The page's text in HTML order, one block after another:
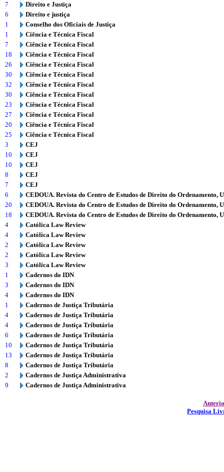
7
Direito e Justiça
6
Direito e justiça
1
Conselho dos Oficiais de Justiça
1
Ciência e Técnica Fiscal
7
Ciência e Técnica Fiscal
18
Ciência e Técnica Fiscal
26
Ciência e Técnica Fiscal
30
Ciência e Técnica Fiscal
32
Ciência e Técnica Fiscal
30
Ciência e Técnica Fiscal
23
Ciência e Técnica Fiscal
27
Ciência e Técnica Fiscal
20
Ciência e Técnica Fiscal
25
Ciência e Técnica Fiscal
3
CEJ
10
CEJ
10
CEJ
8
CEJ
7
CEJ
6
CEDOUA. Revista do Centro de Estudos de Direito do Ordenamento,
20
CEDOUA. Revista do Centro de Estudos de Direito do Ordenamento,
18
CEDOUA. Revista do Centro de Estudos de Direito do Ordenamento,
4
Católica Law Review
4
Católica Law Review
2
Católica Law Review
2
Católica Law Review
3
Católica Law Review
1
Cadernos do IDN
3
Cadernos do IDN
4
Cadernos do IDN
1
Cadernos de Justiça Tributária
4
Cadernos de Justiça Tributária
4
Cadernos de Justiça Tributária
6
Cadernos de Justiça Tributária
10
Cadernos de Justiça Tributária
13
Cadernos de Justiça Tributária
8
Cadernos de Justiça Tributária
2
Cadernos de Justiça Administrativa
9
Cadernos de Justiça Administrativa
Pesquisa